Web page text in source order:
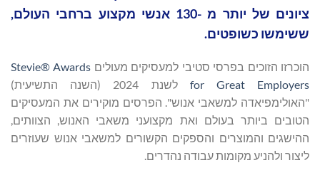
ציונים של יותר מ -130 אנשי מקצוע ברחבי העולם,
ששימשו כשופטים.
הוכרזו הזוכים בפרסי סטיבי למעסיקים מעולים Stevie® Awards
for Great Employers
לשנת 2024 (השנה התשיעית)
"האולימפיאדה למשאבי אנוש". הפרסים מוקירים את המעסיקים
הטובים ביותר בעולם ואת מקצועני משאבי האנוש, הצוותים,
ההישגים והמוצרים והספקים הקשורים למשאבי אנוש שעוזרים
ליצור ולהניע מקומות עבודה נהדרים.